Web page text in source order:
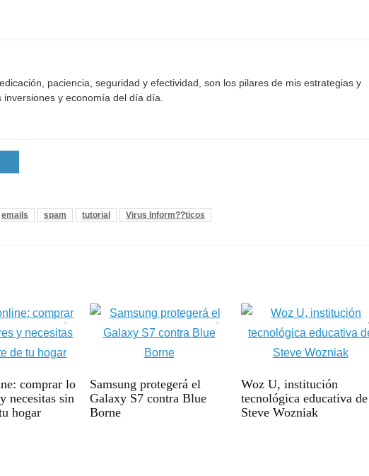
paciencia, seguridad y efectividad, son los pilares de mis estrategias y
y economía del día día.
emails spam tutorial Virus Inform??ticos
comprar lo
necesitas sin
hogar
Samsung protegerá el
Galaxy S7 contra Blue
Borne
Woz U, institución
tecnológica educativa de
Steve Wozniak